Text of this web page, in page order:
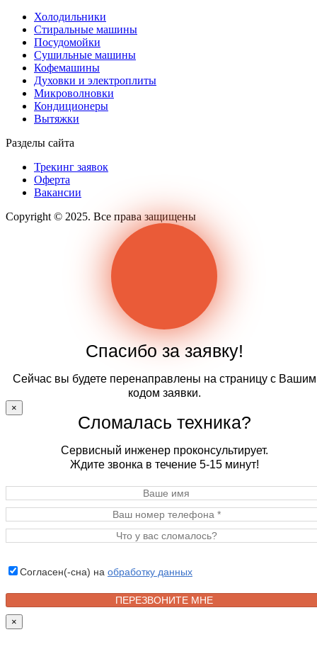
Холодильники
Стиральные машины
Посудомойки
Сушильные машины
Кофемашины
Духовки и электроплиты
Микроволновки
Кондиционеры
Вытяжки
Разделы сайта
Трекинг заявок
Оферта
Вакансии
Copyright © 2025. Все права защищены
Спасибо за заявку!
Сейчас вы будете перенаправлены на страницу с Вашим
кодом заявки.
×
Сломалась техника?
Сервисный инженер проконсультирует.
Ждите звонка в течение 5-15 минут!
Согласен(-сна) на обработку данных
×